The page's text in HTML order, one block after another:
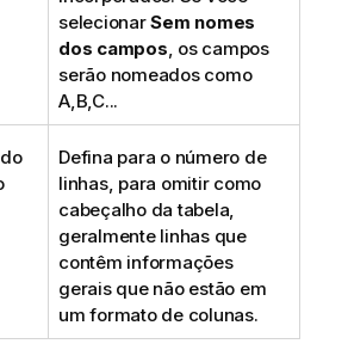
selecionarSem nomes
dos campos, os campos
serão nomeados como
A,B,C...
Defina para o número de
linhas, para omitir como
cabeçalho da tabela,
geralmente linhas que
contêm informações
gerais que não estão em
um formato de colunas.